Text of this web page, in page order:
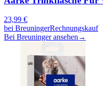
23,99 €
bei BreuningerRechnungskauf
Bei Breuninger ansehen →